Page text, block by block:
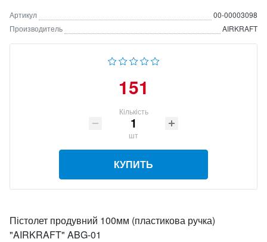
Артикул
00-00003098
Производитель
AIRKRAFT
151
Кількість
шт
КУПИТЬ
Пістолет продувний 100мм (пластикова ручка)
"AIRKRAFT" ABG-01